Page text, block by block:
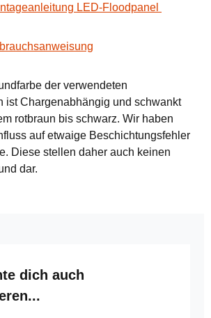
LED-Floodpanel
der verwendeten
ist Chargenabhängig und schwankt
rotbraun bis schwarz. Wir haben
auf etwaige Beschichtungsfehler
Diese stellen daher auch keinen
dar.
überspringen
dich auch